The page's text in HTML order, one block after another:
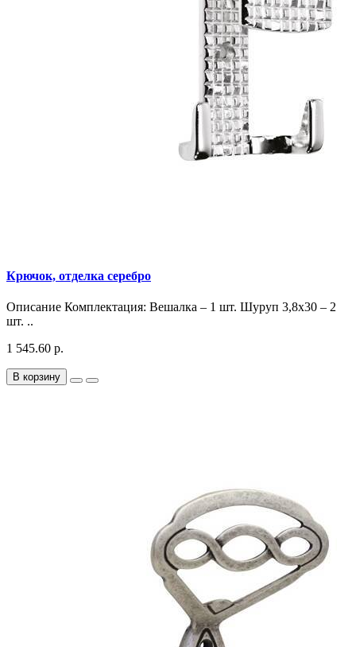
Крючок, отделка серебро
Описание Комплектация: Вешалка – 1 шт. Шуруп 3,8х30 – 2
шт. ..
1 545.60 р.
В корзину